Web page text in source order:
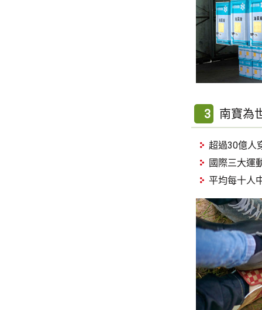
3 南寶為
超過30億人
國際三大運
平均每十人